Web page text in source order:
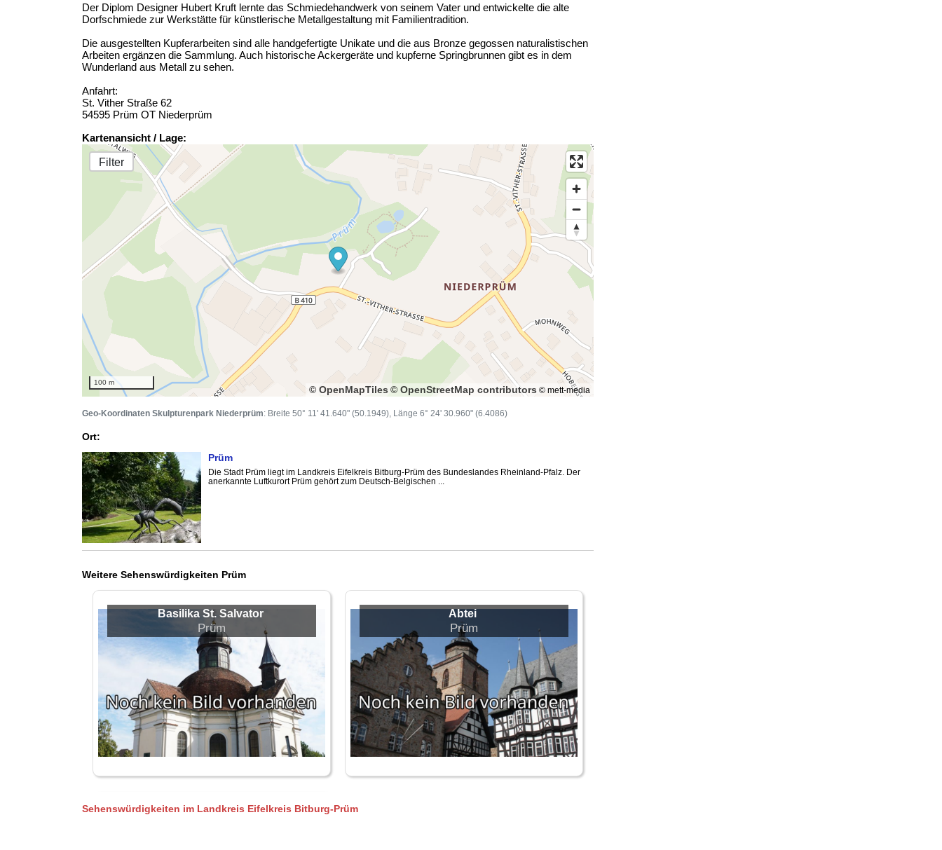
Der Diplom Designer Hubert Kruft lernte das Schmiedehandwerk von seinem Vater und entwickelte die alte
Dorfschmiede zur Werkstätte für künstlerische Metallgestaltung mit Familientradition.
Die ausgestellten Kupferarbeiten sind alle handgefertigte Unikate und die aus Bronze gegossen naturalistischen
Arbeiten ergänzen die Sammlung. Auch historische Ackergeräte und kupferne Springbrunnen gibt es in dem
Wunderland aus Metall zu sehen.
Anfahrt:
St. Vither Straße 62
54595 Prüm OT Niederprüm
Kartenansicht / Lage:
Filter
100 m
© OpenMapTiles © OpenStreetMap contributors © mett-media
Geo-Koordinaten Skulpturenpark Niederprüm: Breite 50° 11' 41.640" (50.1949), Länge 6° 24' 30.960" (6.4086)
Ort:
Prüm
Die Stadt Prüm liegt im Landkreis Eifelkreis Bitburg-Prüm des Bundeslandes Rheinland-Pfalz. Der
anerkannte Luftkurort Prüm gehört zum Deutsch-Belgischen ...
Weitere Sehenswürdigkeiten Prüm
Basilika St. Salvator
Prüm
Abtei
Prüm
Sehenswürdigkeiten im Landkreis Eifelkreis Bitburg-Prüm